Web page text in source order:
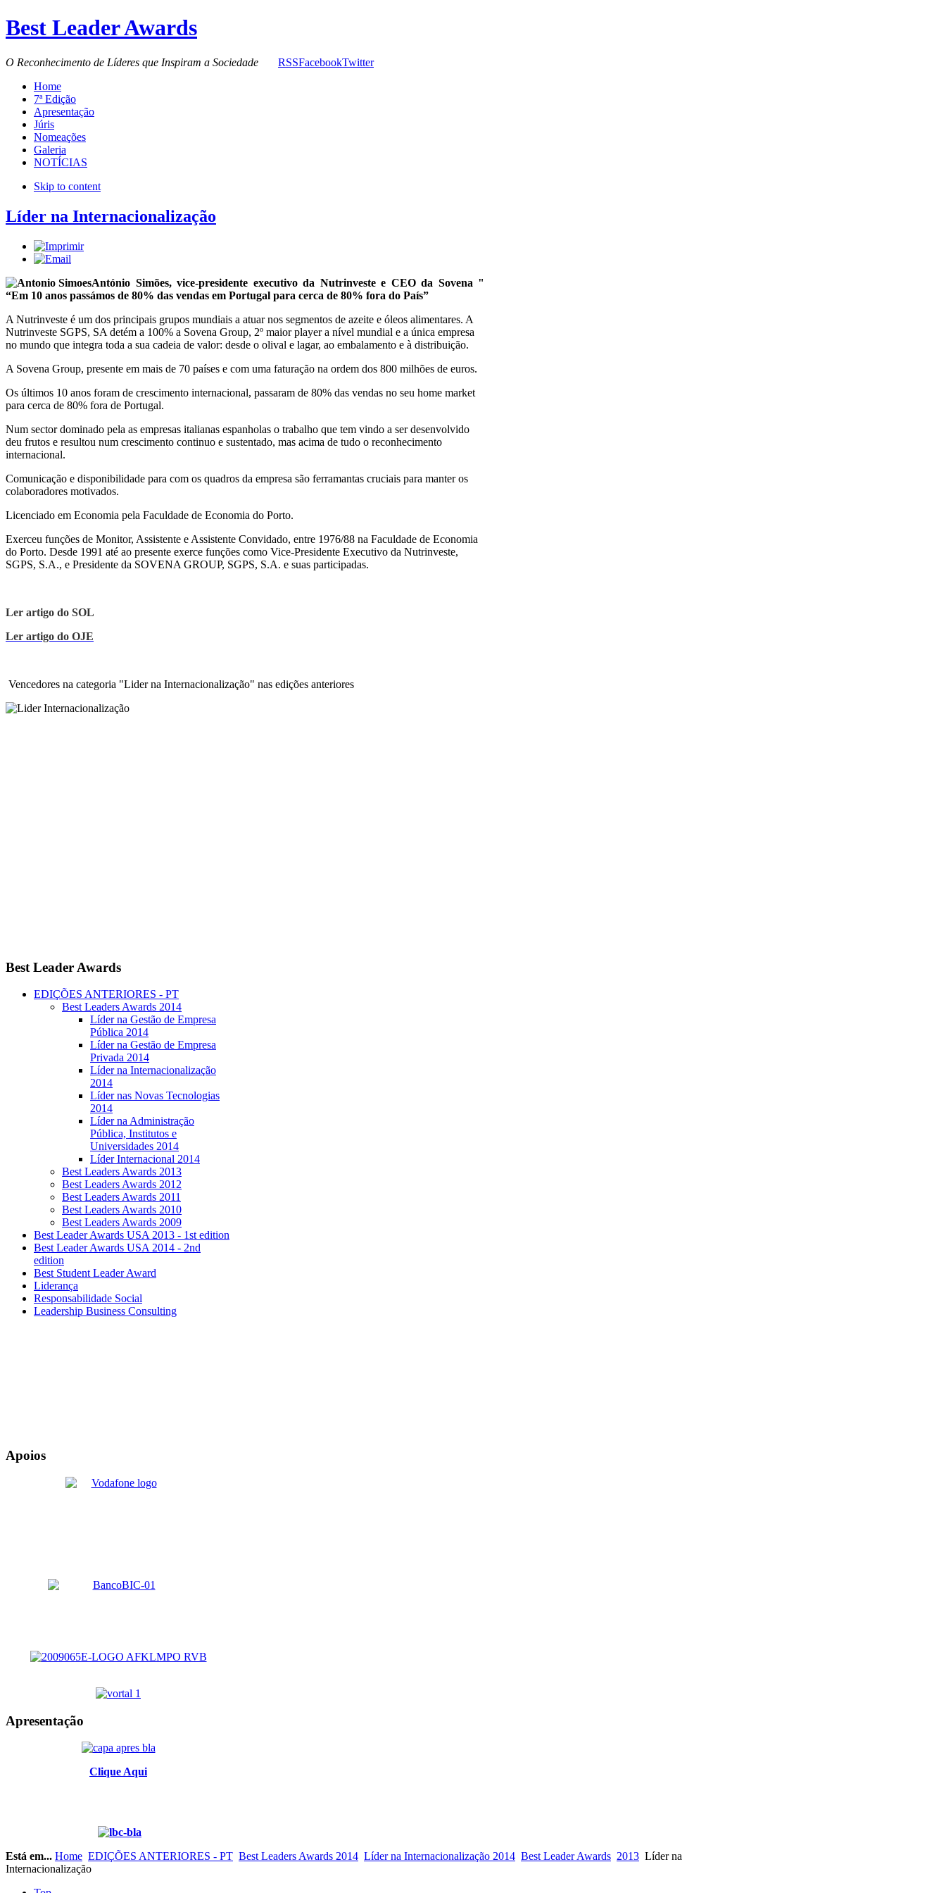
Best Leader Awards
O Reconhecimento de Líderes que Inspiram a Sociedade RSSFacebookTwitter
Home
7ª Edição
Apresentação
Júris
Nomeações
Galeria
NOTÍCIAS
Skip to content
Líder na Internacionalização
António Simões, vice-presidente executivo da Nutrinveste e CEO da Sovena "
“Em 10 anos passámos de 80% das vendas em Portugal para cerca de 80% fora do País”
A Nutrinveste é um dos principais grupos mundiais a atuar nos segmentos de azeite e óleos alimentares. A
Nutrinveste SGPS, SA detém a 100% a Sovena Group, 2º maior player a nível mundial e a única empresa
no mundo que integra toda a sua cadeia de valor: desde o olival e lagar, ao embalamento e à distribuição.
A Sovena Group, presente em mais de 70 países e com uma faturação na ordem dos 800 milhões de euros.
Os últimos 10 anos foram de crescimento internacional, passaram de 80% das vendas no seu home market
para cerca de 80% fora de Portugal.
Num sector dominado pela as empresas italianas espanholas o trabalho que tem vindo a ser desenvolvido
deu frutos e resultou num crescimento continuo e sustentado, mas acima de tudo o reconhecimento
internacional.
Comunicação e disponibilidade para com os quadros da empresa são ferramantas cruciais para manter os
colaboradores motivados.
Licenciado em Economia pela Faculdade de Economia do Porto.
Exerceu funções de Monitor, Assistente e Assistente Convidado, entre 1976/88 na Faculdade de Economia
do Porto. Desde 1991 até ao presente exerce funções como Vice-Presidente Executivo da Nutrinveste,
SGPS, S.A., e Presidente da SOVENA GROUP, SGPS, S.A. e suas participadas.
Ler artigo do SOL
Ler artigo do OJE
Vencedores na categoria "Lider na Internacionalização" nas edições anteriores
Best Leader Awards
EDIÇÕES ANTERIORES - PT
Best Leaders Awards 2014
Líder na Gestão de Empresa
Pública 2014
Líder na Gestão de Empresa
Privada 2014
Líder na Internacionalização
2014
Líder nas Novas Tecnologias
2014
Líder na Administração
Pública, Institutos e
Universidades 2014
Líder Internacional 2014
Best Leaders Awards 2013
Best Leaders Awards 2012
Best Leaders Awards 2011
Best Leaders Awards 2010
Best Leaders Awards 2009
Best Leader Awards USA 2013 - 1st edition
Best Leader Awards USA 2014 - 2nd
edition
Best Student Leader Award
Liderança
Responsabilidade Social
Leadership Business Consulting
Apoios
Apresentação
Clique Aqui
Está em... Home EDIÇÕES ANTERIORES - PT Best Leaders Awards 2014 Líder na Internacionalização 2014 Best Leader Awards 2013 Líder na
Internacionalização